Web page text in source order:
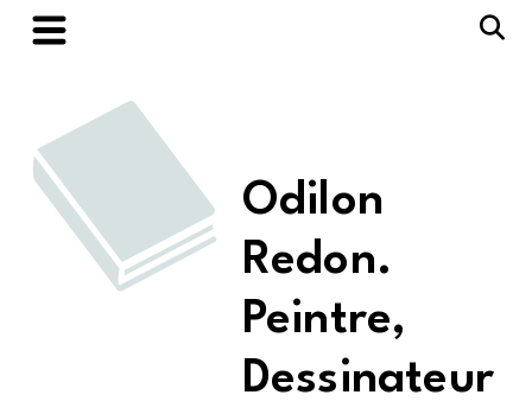
Odilon
Redon.
Peintre,
Dessinateur